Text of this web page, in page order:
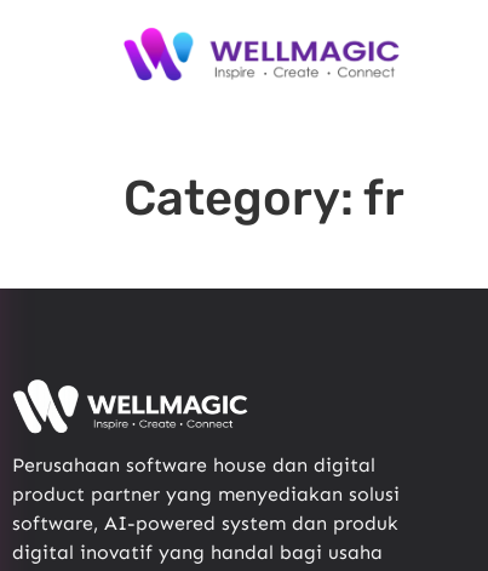
Category: fr
Perusahaan software house dan digital
product partner yang menyediakan solusi
software, AI-powered system dan produk
digital inovatif yang handal bagi usaha